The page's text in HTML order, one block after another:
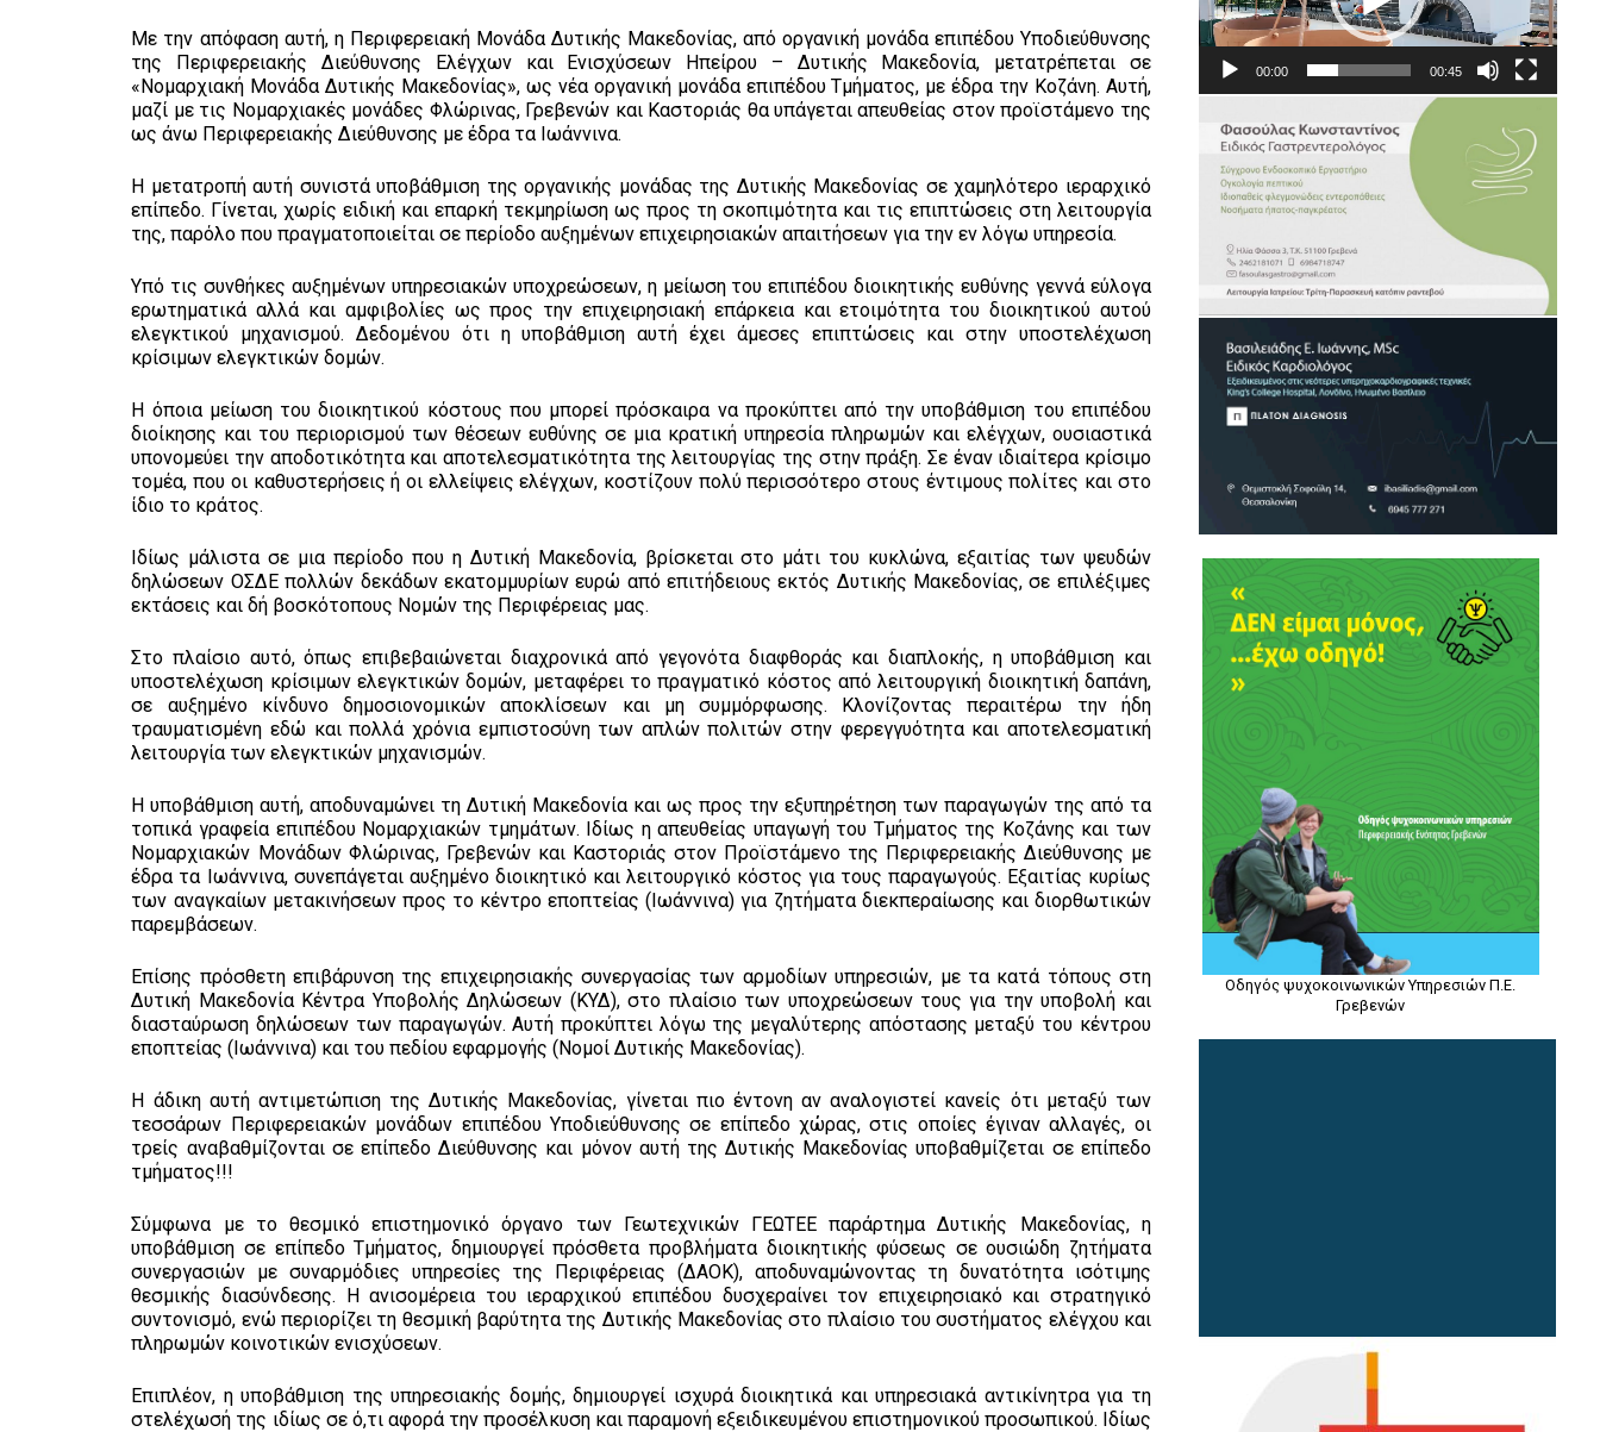
Με την απόφαση αυτή, η Περιφερειακή Μονάδα Δυτικής Μακεδονίας, από οργανική μονάδα επιπέδου Υποδιεύθυνσης
της Περιφερειακής Διεύθυνσης Ελέγχων και Ενισχύσεων Ηπείρου – Δυτικής Μακεδονία, μετατρέπεται σε
«Νομαρχιακή Μονάδα Δυτικής Μακεδονίας», ως νέα οργανική μονάδα επιπέδου Τμήματος, με έδρα την Κοζάνη. Αυτή,
μαζί με τις Νομαρχιακές μονάδες Φλώρινας, Γρεβενών και Καστοριάς θα υπάγεται απευθείας στον προϊστάμενο της
ως άνω Περιφερειακής Διεύθυνσης με έδρα τα Ιωάννινα.
Η μετατροπή αυτή συνιστά υποβάθμιση της οργανικής μονάδας της Δυτικής Μακεδονίας σε χαμηλότερο ιεραρχικό
επίπεδο. Γίνεται, χωρίς ειδική και επαρκή τεκμηρίωση ως προς τη σκοπιμότητα και τις επιπτώσεις στη λειτουργία
της, παρόλο που πραγματοποιείται σε περίοδο αυξημένων επιχειρησιακών απαιτήσεων για την εν λόγω υπηρεσία.
Υπό τις συνθήκες αυξημένων υπηρεσιακών υποχρεώσεων, η μείωση του επιπέδου διοικητικής ευθύνης γεννά εύλογα
ερωτηματικά αλλά και αμφιβολίες ως προς την επιχειρησιακή επάρκεια και ετοιμότητα του διοικητικού αυτού
ελεγκτικού μηχανισμού. Δεδομένου ότι η υποβάθμιση αυτή έχει άμεσες επιπτώσεις και στην υποστελέχωση
κρίσιμων ελεγκτικών δομών.
Η όποια μείωση του διοικητικού κόστους που μπορεί πρόσκαιρα να προκύπτει από την υποβάθμιση του επιπέδου
διοίκησης και του περιορισμού των θέσεων ευθύνης σε μια κρατική υπηρεσία πληρωμών και ελέγχων, ουσιαστικά
υπονομεύει την αποδοτικότητα και αποτελεσματικότητα της λειτουργίας της στην πράξη. Σε έναν ιδιαίτερα κρίσιμο
τομέα, που οι καθυστερήσεις ή οι ελλείψεις ελέγχων, κοστίζουν πολύ περισσότερο στους έντιμους πολίτες και στο
ίδιο το κράτος.
Ιδίως μάλιστα σε μια περίοδο που η Δυτική Μακεδονία, βρίσκεται στο μάτι του κυκλώνα, εξαιτίας των ψευδών
δηλώσεων ΟΣΔΕ πολλών δεκάδων εκατομμυρίων ευρώ από επιτήδειους εκτός Δυτικής Μακεδονίας, σε επιλέξιμες
εκτάσεις και δή βοσκότοπους Νομών της Περιφέρειας μας.
Στο πλαίσιο αυτό, όπως επιβεβαιώνεται διαχρονικά από γεγονότα διαφθοράς και διαπλοκής, η υποβάθμιση και
υποστελέχωση κρίσιμων ελεγκτικών δομών, μεταφέρει το πραγματικό κόστος από λειτουργική διοικητική δαπάνη,
σε αυξημένο κίνδυνο δημοσιονομικών αποκλίσεων και μη συμμόρφωσης. Κλονίζοντας περαιτέρω την ήδη
τραυματισμένη εδώ και πολλά χρόνια εμπιστοσύνη των απλών πολιτών στην φερεγγυότητα και αποτελεσματική
λειτουργία των ελεγκτικών μηχανισμών.
Η υποβάθμιση αυτή, αποδυναμώνει τη Δυτική Μακεδονία και ως προς την εξυπηρέτηση των παραγωγών της από τα
τοπικά γραφεία επιπέδου Νομαρχιακών τμημάτων. Ιδίως η απευθείας υπαγωγή του Τμήματος της Κοζάνης και των
Νομαρχιακών Μονάδων Φλώρινας, Γρεβενών και Καστοριάς στον Προϊστάμενο της Περιφερειακής Διεύθυνσης με
έδρα τα Ιωάννινα, συνεπάγεται αυξημένο διοικητικό και λειτουργικό κόστος για τους παραγωγούς. Εξαιτίας κυρίως
των αναγκαίων μετακινήσεων προς το κέντρο εποπτείας (Ιωάννινα) για ζητήματα διεκπεραίωσης και διορθωτικών
παρεμβάσεων.
Επίσης πρόσθετη επιβάρυνση της επιχειρησιακής συνεργασίας των αρμοδίων υπηρεσιών, με τα κατά τόπους στη
Δυτική Μακεδονία Κέντρα Υποβολής Δηλώσεων (ΚΥΔ), στο πλαίσιο των υποχρεώσεων τους για την υποβολή και
διασταύρωση δηλώσεων των παραγωγών. Αυτή προκύπτει λόγω της μεγαλύτερης απόστασης μεταξύ του κέντρου
εποπτείας (Ιωάννινα) και του πεδίου εφαρμογής (Νομοί Δυτικής Μακεδονίας).
Η άδικη αυτή αντιμετώπιση της Δυτικής Μακεδονίας, γίνεται πιο έντονη αν αναλογιστεί κανείς ότι μεταξύ των
τεσσάρων Περιφερειακών μονάδων επιπέδου Υποδιεύθυνσης σε επίπεδο χώρας, στις οποίες έγιναν αλλαγές, οι
τρείς αναβαθμίζονται σε επίπεδο Διεύθυνσης και μόνον αυτή της Δυτικής Μακεδονίας υποβαθμίζεται σε επίπεδο
τμήματος!!!
Σύμφωνα με το θεσμικό επιστημονικό όργανο των Γεωτεχνικών ΓΕΩΤΕΕ παράρτημα Δυτικής Μακεδονίας, η
υποβάθμιση σε επίπεδο Τμήματος, δημιουργεί πρόσθετα προβλήματα διοικητικής φύσεως σε ουσιώδη ζητήματα
συνεργασιών με συναρμόδιες υπηρεσίες της Περιφέρειας (ΔΑΟΚ), αποδυναμώνοντας τη δυνατότητα ισότιμης
θεσμικής διασύνδεσης. Η ανισομέρεια του ιεραρχικού επιπέδου δυσχεραίνει τον επιχειρησιακό και στρατηγικό
συντονισμό, ενώ περιορίζει τη θεσμική βαρύτητα της Δυτικής Μακεδονίας στο πλαίσιο του συστήματος ελέγχου και
πληρωμών κοινοτικών ενισχύσεων.
Επιπλέον, η υποβάθμιση της υπηρεσιακής δομής, δημιουργεί ισχυρά διοικητικά και υπηρεσιακά αντικίνητρα για τη
στελέχωσή της ιδίως σε ό,τι αφορά την προσέλκυση και παραμονή εξειδικευμένου επιστημονικού προσωπικού. Ιδίως
00:00 00:45
Οδηγός ψυχοκοινωνικών Υπηρεσιών Π.Ε.
Γρεβενών